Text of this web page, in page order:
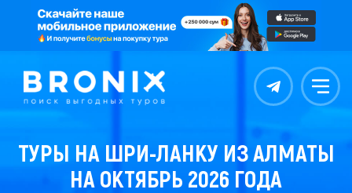
Контакты Меню
ТУРЫ НА ШРИ-ЛАНКУ ИЗ АЛМАТЫ
НА ОКТЯБРЬ 2026 ГОДА